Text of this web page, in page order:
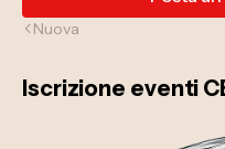
Nuova
Iscrizione eventi